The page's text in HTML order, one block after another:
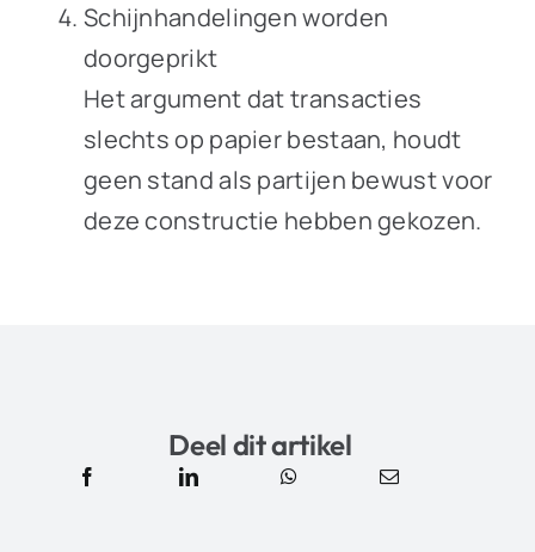
Schijnhandelingen worden
doorgeprikt
Het argument dat transacties
slechts op papier bestaan, houdt
geen stand als partijen bewust voor
deze constructie hebben gekozen.
Deel dit artikel